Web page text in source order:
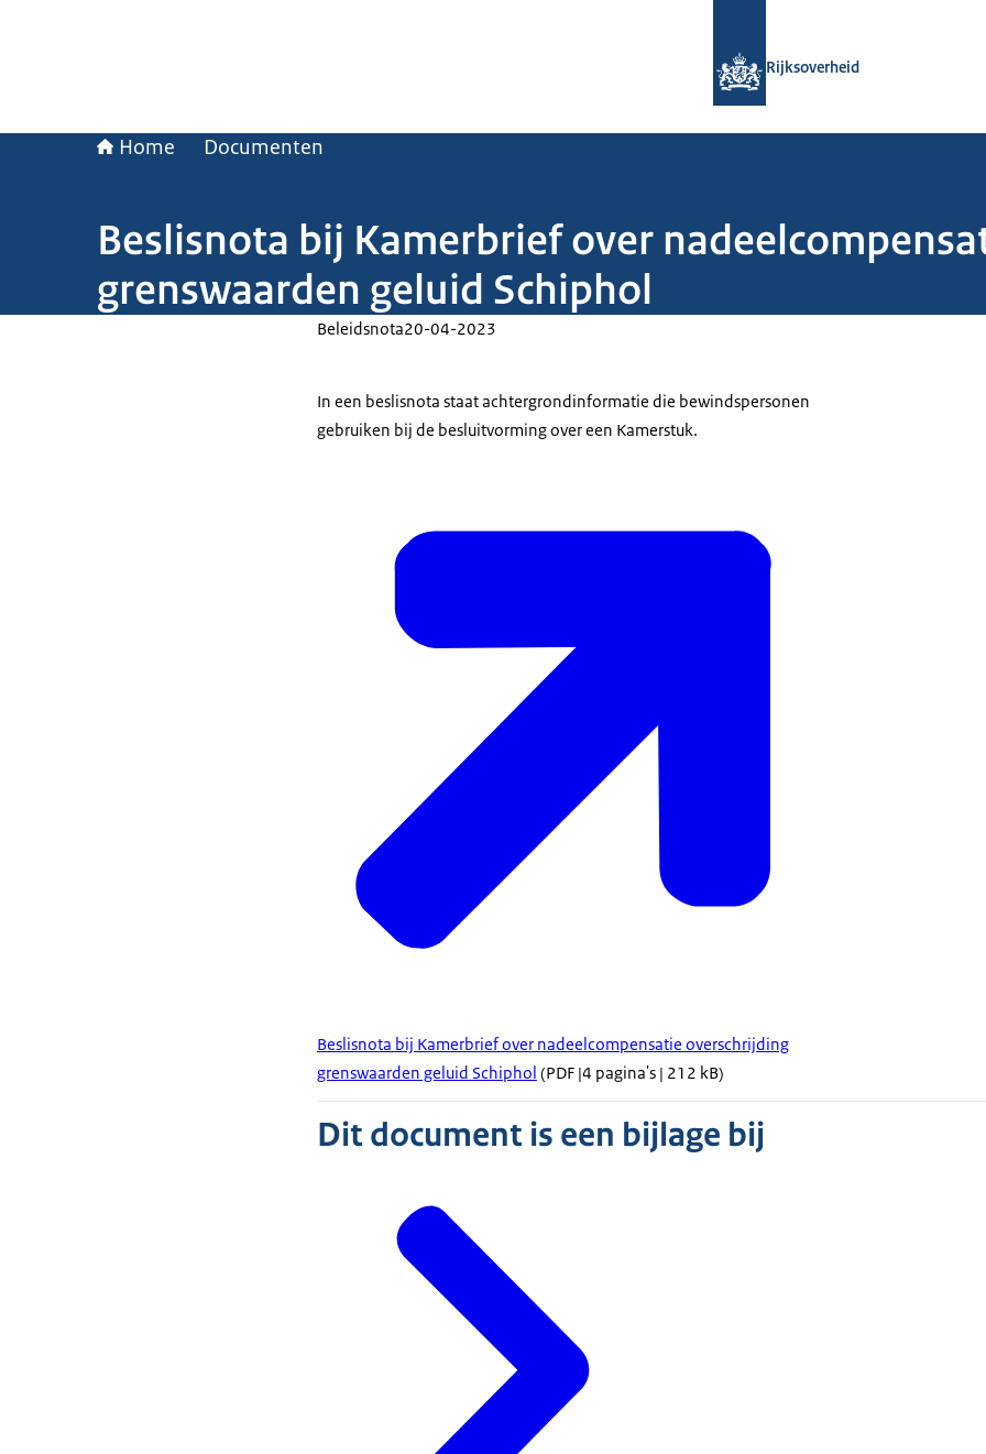
Rijksoverheid
Home Documenten
Beslisnota bij Kamerbrief over
grenswaarden geluid Schiphol
Beleidsnota20-04-2023
In een beslisnota staat achtergrondinformatie die bewindspersonen
gebruiken bij de besluitvorming over een Kamerstuk.
Beslisnota bij Kamerbrief over nadeelcompensatie overschrijding
grenswaarden geluid Schiphol (PDF |4 pagina's | 212 kB)
Dit document is een bijlage bij